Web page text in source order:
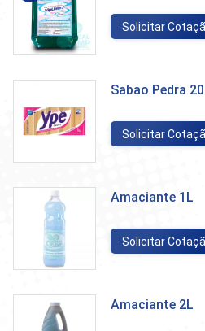
Solicitar
Sabao Pedra
Solicitar
Amaciante 1L
Solicitar
Amaciante 2L